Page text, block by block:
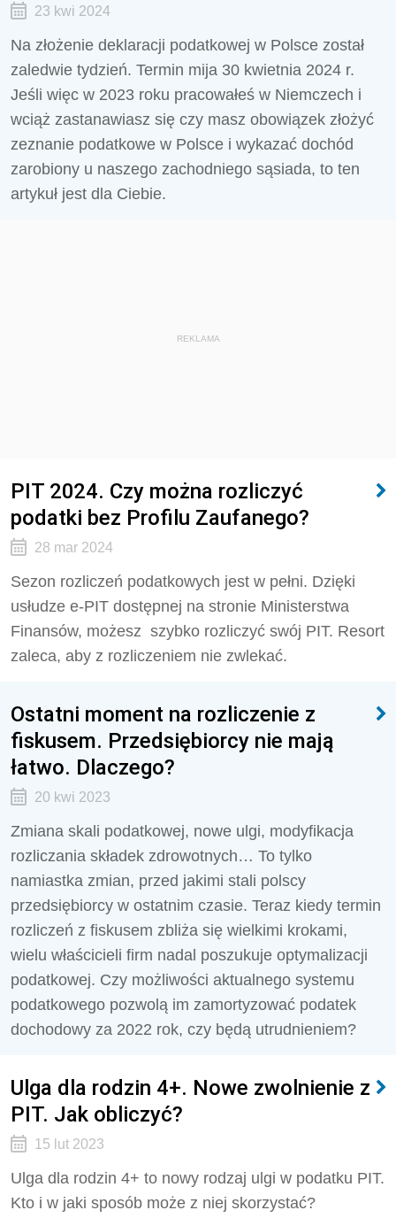
23 kwi 2024
Na złożenie deklaracji podatkowej w Polsce został
zaledwie tydzień. Termin mija 30 kwietnia 2024 r.
Jeśli więc w 2023 roku pracowałeś w Niemczech i
wciąż zastanawiasz się czy masz obowiązek złożyć
zeznanie podatkowe w Polsce i wykazać dochód
zarobiony u naszego zachodniego sąsiada, to ten
artykuł jest dla Ciebie.
REKLAMA
PIT 2024. Czy można rozliczyć
podatki bez Profilu Zaufanego?
28 mar 2024
Sezon rozliczeń podatkowych jest w pełni. Dzięki
usłudze e-PIT dostępnej na stronie Ministerstwa
Finansów, możesz szybko rozliczyć swój PIT. Resort
zaleca, aby z rozliczeniem nie zwlekać.
Ostatni moment na rozliczenie z
fiskusem. Przedsiębiorcy nie mają
łatwo. Dlaczego?
20 kwi 2023
Zmiana skali podatkowej, nowe ulgi, modyfikacja
rozliczania składek zdrowotnych… To tylko
namiastka zmian, przed jakimi stali polscy
przedsiębiorcy w ostatnim czasie. Teraz kiedy termin
rozliczeń z fiskusem zbliża się wielkimi krokami,
wielu właścicieli firm nadal poszukuje optymalizacji
podatkowej. Czy możliwości aktualnego systemu
podatkowego pozwolą im zamortyzować podatek
dochodowy za 2022 rok, czy będą utrudnieniem?
Ulga dla rodzin 4+. Nowe zwolnienie z
PIT. Jak obliczyć?
15 lut 2023
Ulga dla rodzin 4+ to nowy rodzaj ulgi w podatku PIT.
Kto i w jaki sposób może z niej skorzystać?